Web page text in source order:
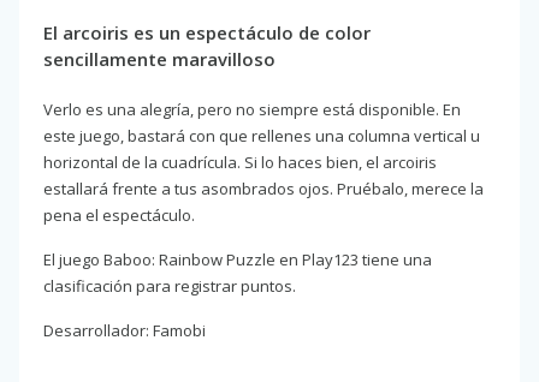
El arcoiris es un espectáculo de color
sencillamente maravilloso
Verlo es una alegría, pero no siempre está disponible. En
este juego, bastará con que rellenes una columna vertical u
horizontal de la cuadrícula. Si lo haces bien, el arcoiris
estallará frente a tus asombrados ojos. Pruébalo, merece la
pena el espectáculo.
El juego Baboo: Rainbow Puzzle en Play123 tiene una
clasificación para registrar puntos.
Desarrollador: Famobi